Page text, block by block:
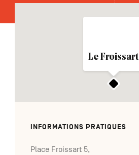
Le Froissart
INFORMATIONS PRATIQUES
Place Froissart 5,